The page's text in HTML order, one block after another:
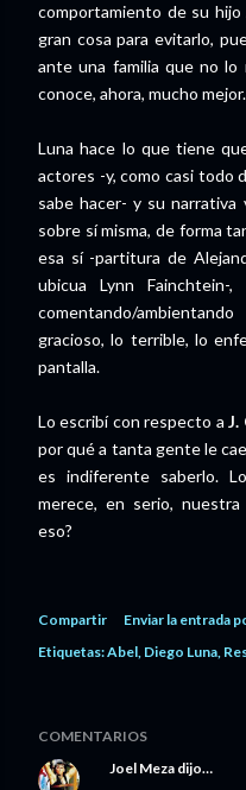
comportamiento de su
gran cosa para evitarlo,
ante una familia que no lo
conoce, ahora, mucho mejor.
Luna hace lo que tiene
actores -y, como casi todo
sabe hacer- y su narrativa
sobre sí misma, de forma
esa sí -partitura de
ubicua Lynn Fainchtein-,
comentando/
gracioso, lo terrible, lo
pantalla.
Lo escribí con respecto aJ.
por qué a tanta gente le
es indiferente saberlo.
merece, en serio,
eso?
Compartir
Enviar la entrada
Etiquetas:Abel Diego Luna
COMENTARIOS
Joel Meza dijo…